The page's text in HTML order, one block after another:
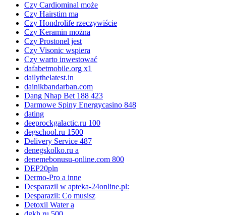
Czy Cardiominal może
Czy Hairstim ma
Czy Hondrolife rzeczywiście
Czy Keramin można
Czy Prostonel jest
Czy Visonic wspiera
Czy warto inwestować
dafabetmobile.org x1
dailythelatest.in
dainikbandarban.com
Dang Nhap Bet 188 423
Darmowe Spiny Energycasino 848
dating
deeprockgalactic.ru 100
degschool.ru 1500
Delivery Service 487
denegskolko.ru a
denemebonusu-online.com 800
DEP20pln
Dermo-Pro a inne
Desparazil w apteka-24online.pl:
Desparazil: Co musisz
Detoxil Water a